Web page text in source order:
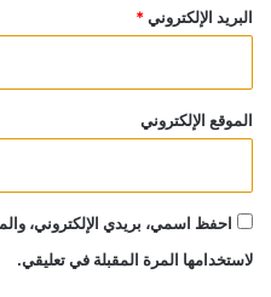
البريد الإلكتروني*
الموقع الإلكتروني
احفظ اسمي، بريدي الإلكتروني،
لاستخدامها المرة المقبلة في تعليقي.